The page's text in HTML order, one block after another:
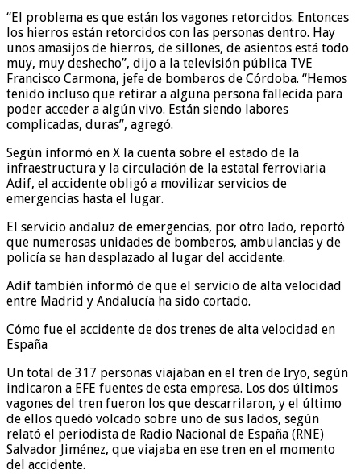
“El problema es que están los vagones retorcidos. Entonces
los hierros están retorcidos con las personas dentro. Hay
unos amasijos de hierros, de sillones, de asientos está todo
muy, muy deshecho”, dijo a la televisión pública TVE
Francisco Carmona, jefe de bomberos de Córdoba. “Hemos
tenido incluso que retirar a alguna persona fallecida para
poder acceder a algún vivo. Están siendo labores
complicadas, duras”, agregó.
Según informó en X la cuenta sobre el estado de la
infraestructura y la circulación de la estatal ferroviaria
Adif, el accidente obligó a movilizar servicios de
emergencias hasta el lugar.
El servicio andaluz de emergencias, por otro lado, reportó
que numerosas unidades de bomberos, ambulancias y de
policía se han desplazado al lugar del accidente.
Adif también informó de que el servicio de alta velocidad
entre Madrid y Andalucía ha sido cortado.
Cómo fue el accidente de dos trenes de alta velocidad en
España
Un total de 317 personas viajaban en el tren de Iryo, según
indicaron a EFE fuentes de esta empresa. Los dos últimos
vagones del tren fueron los que descarrilaron, y el último
de ellos quedó volcado sobre uno de sus lados, según
relató el periodista de Radio Nacional de España (RNE)
Salvador Jiménez, que viajaba en ese tren en el momento
del accidente.